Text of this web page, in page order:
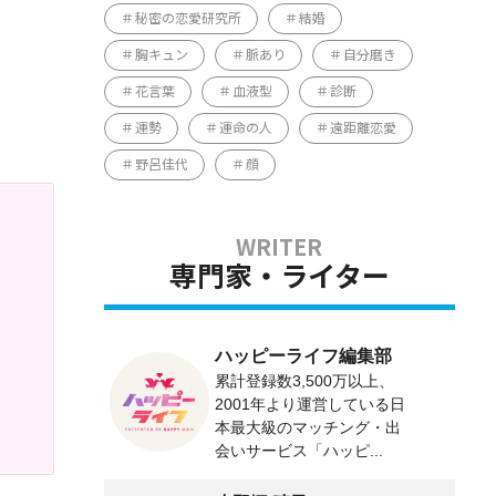
秘密の恋愛研究所 結婚
胸キュン 脈あり 自分磨き
花言葉 血液型 診断
運勢 運命の人 遠距離恋愛
野呂佳代 顔
専門家・ライター
ハッピーライフ編集部
累計登録数3,500万以上、
2001年より運営している日
本最大級のマッチング・出
会いサービス「ハッピ...